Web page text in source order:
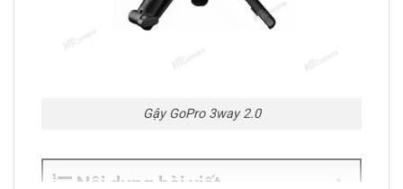
Gậy GoPro 3way 2.0
Nội dung bài viết